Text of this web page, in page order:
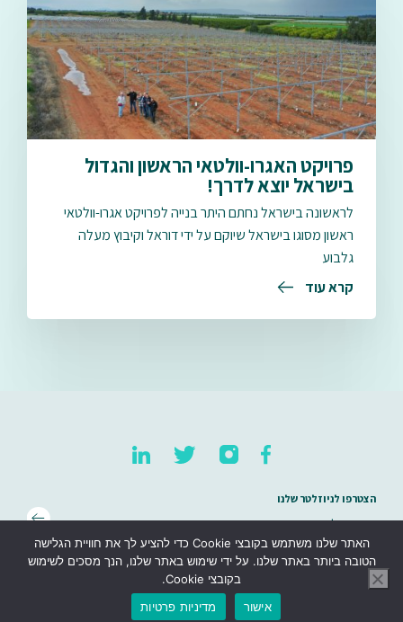
פרויקט האגרו-וולטאי הראשון והגדול
בישראל יוצא לדרך!
לראשונה בישראל נחתם היתר בנייה לפרויקט אגרו-וולטאי
ראשון מסוגו בישראל שיוקם על ידי דוראל וקיבוץ מעלה
גלבוע
קרא עוד
מפת אתר
הצטרפו לניוזלטר שלנו
האתר שלנו משתמש בקובצי Cookie כדי להציע לך את חוויית הגלישה
הטובה ביותר באתר שלנו. על ידי שימוש באתר שלנו, הנך מסכים לשימוש
בקובצי Cookie.
אישור
מדיניות פרטיות